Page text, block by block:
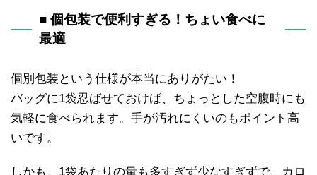
■ 個包装で便利すぎる！ちょい食べに
最適
個別包装という仕様が本当にありがたい！
バッグに1袋忍ばせておけば、ちょっとした空腹時にも
気軽に食べられます。手が汚れにくいのもポイント高
いです。
しかも、1袋あたりの量も多すぎず少なすぎずで、カロ